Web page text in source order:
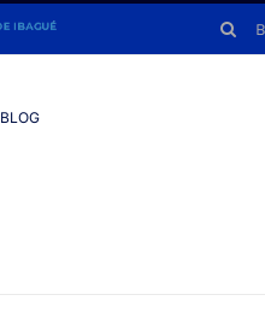
Buscar:
BLOG